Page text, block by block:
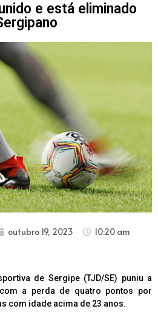
e está eliminado
outubro 19, 2023
10:20 am
de Sergipe (TJD/SE) puniu a
a perda de quatro pontos por
com idade acima de 23 anos.